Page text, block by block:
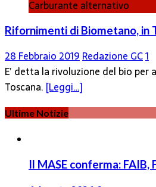
Carburante alternativo
Rifornimenti di Biometano,
28 Febbraio 2019Redazione GC1
E’ detta la rivoluzione del bio
Toscana. [Leggi…]
Ultime Notizie
Il MASE conferma: